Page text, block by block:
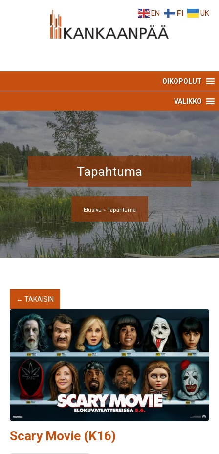
OIKOPOLUT
VALIKKO
Tapahtuma
Etusivu » Tapahtuma
← TAKAISIN
Scary Movie (K16)
EN FI UK